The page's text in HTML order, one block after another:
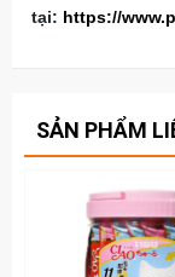
tại: https://
SẢN PHẨM